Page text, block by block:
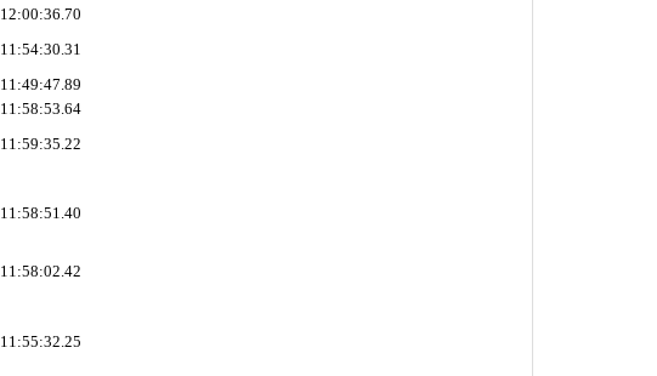
12:00:36.70
11:54:30.31
11:49:47.89
11:58:53.64
11:59:35.22
11:58:51.40
11:58:02.42
11:55:32.25